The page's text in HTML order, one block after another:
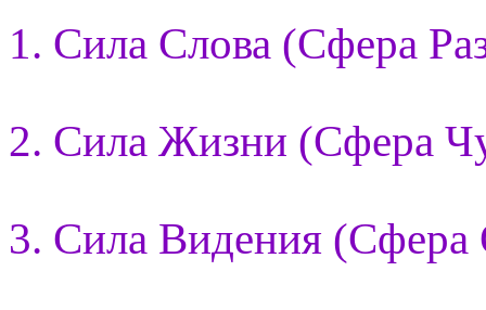
1. Сила Слова (Сфера
2. Сила Жизни (Сфера
3. Сила Видения (Сфера